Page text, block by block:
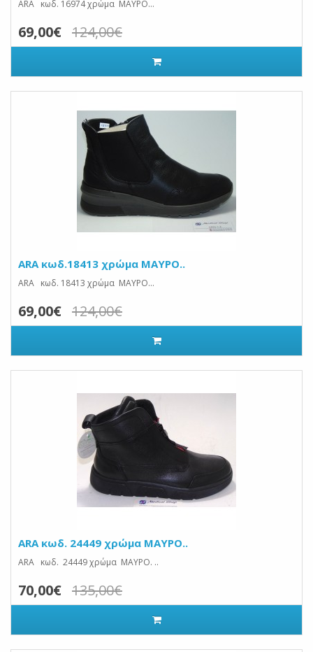
ARA κωδ. 16974 χρώμα ΜΑΥΡΟ...
69,00€ 124,00€
ARA κωδ.18413 χρώμα ΜΑΥΡΟ..
ARA κωδ. 18413 χρώμα ΜΑΥΡΟ...
69,00€ 124,00€
ARA κωδ. 24449 χρώμα ΜΑΥΡΟ..
ARA κωδ. 24449 χρώμα ΜΑΥΡΟ. ..
70,00€ 135,00€